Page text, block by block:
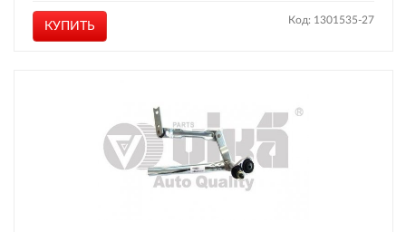
КУПИТЬ Код: 1301535-27